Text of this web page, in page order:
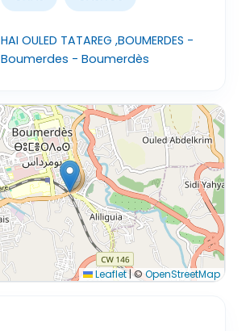
HAI OULED TATAREG ,BOUMERDES -
Boumerdes - Boumerdès
Leaflet|©OpenStreetMap